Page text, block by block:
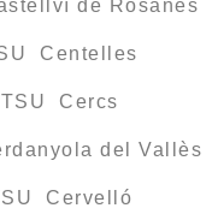
de Rosanes
Centelles
Cercs
del Vallès
Cervelló